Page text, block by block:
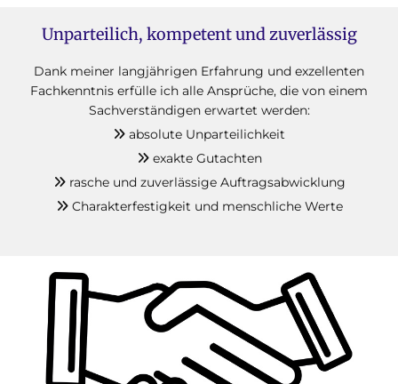
Unparteilich, kompetent und zuverlässig
Dank meiner langjährigen Erfahrung und exzellenten
Fachkenntnis erfülle ich alle Ansprüche, die von einem
Sachverständigen erwartet werden:
 absolute Unparteilichkeit
exakte Gutachten
rasche und zuverlässige Auftragsabwicklung
Charakterfestigkeit und menschliche Werte